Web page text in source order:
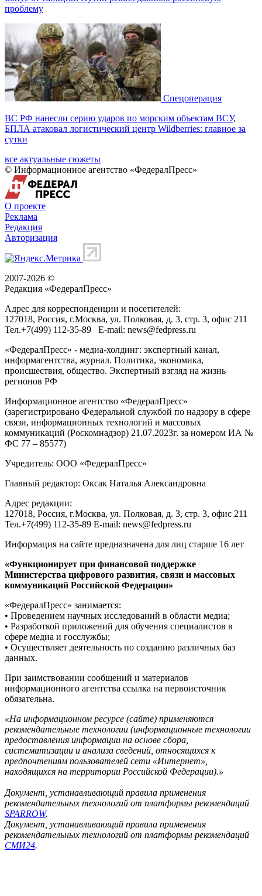
проблему
Спецоперация
ВС РФ нанесли серию ударов по морским объектам ВСУ,
БПЛА атаковал логистический центр Wildberries: главное за
сутки
все актуальные сюжеты
© Информационное агентство «ФедералПресс»
О проекте
Реклама
Редакция
Авторизация
2007-2026 ©
Редакция «ФедералПресс»
Адрес для корреспонденции и посетителей:
127018, Россия, г.Москва, ул. Полковая, д. 3, стр. 3, офис 211
Тел.+7(499) 112-35-89 E-mail: news@fedpress.ru
«ФедералПресс» - медиа-холдинг: экспертный канал,
информагентства, журнал. Политика, экономика,
происшествия, общество. Экспертный взгляд на жизнь
регионов РФ
Информационное агентство «ФедералПресс»
(зарегистрировано Федеральной службой по надзору в сфере
связи, информационных технологий и массовых
коммуникаций (Роскомнадзор) 21.07.2023г. за номером ИА №
ФС 77 – 85577)
Учредитель: ООО «ФедералПресс»
Главный редактор: Оксак Наталья Александровна
Адрес редакции:
127018, Россия, г.Москва, ул. Полковая, д. 3, стр. 3, офис 211
Тел.+7(499) 112-35-89 E-mail: news@fedpress.ru
Информация на сайте предназначена для лиц старше 16 лет
«Функционирует при финансовой поддержке
Министерства цифрового развития, связи и массовых
коммуникаций Российской Федерации»
«ФедералПресс» занимается:
• Проведением научных исследований в области медиа;
• Разработкой приложений для обучения специалистов в
сфере медиа и госслужбы;
• Осуществляет деятельность по созданию различных баз
данных.
При заимствовании сообщений и материалов
информационного агентства ссылка на первоисточник
обязательна.
«На информационном ресурсе (сайте) применяются
рекомендательные технологии (информационные технологии
предоставления информации на основе сбора,
систематизации и анализа сведений, относящихся к
предпочтениям пользователей сети «Интернет»,
находящихся на территории Российской Федерации).»
Документ, устанавливающий правила применения
рекомендательных технологий от платформы рекомендаций
SPARROW.
Документ, устанавливающий правила применения
рекомендательных технологий от платформы рекомендаций
СМИ24.